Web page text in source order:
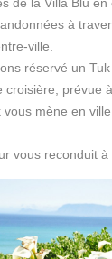
à
ville.
réservé un
croisière, prévue à
vous mène en
vous reconduit à